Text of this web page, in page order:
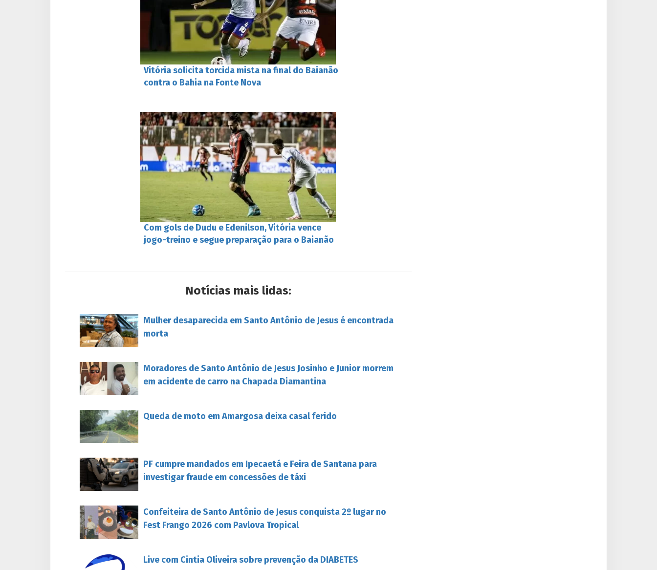
Vitória solicita torcida mista na final do Baianão
contra o Bahia na Fonte Nova
Com gols de Dudu e Edenilson, Vitória vence
jogo-treino e segue preparação para o Baianão
Notícias mais lidas:
Mulher desaparecida em Santo Antônio de Jesus é encontrada
morta
Moradores de Santo Antônio de Jesus Josinho e Junior morrem
em acidente de carro na Chapada Diamantina
Queda de moto em Amargosa deixa casal ferido
PF cumpre mandados em Ipecaetá e Feira de Santana para
investigar fraude em concessões de táxi
Confeiteira de Santo Antônio de Jesus conquista 2º lugar no
Fest Frango 2026 com Pavlova Tropical
Live com Cintia Oliveira sobre prevenção da DIABETES